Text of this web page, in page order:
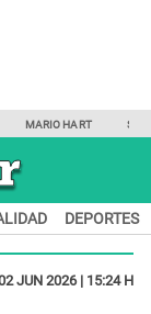
MARIO HART
DEPORTES
JUN 2026 | 15:24 H